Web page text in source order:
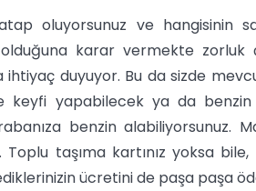
oluyorsunuz ve hangisinin
karar vermekte zorluk
duyuyor. Bu da sizde
keyfi yapabilecek ya da benzin
benzin alabiliyorsunuz.
taşıma kartınız yoksa
ücretini de paşa paşa